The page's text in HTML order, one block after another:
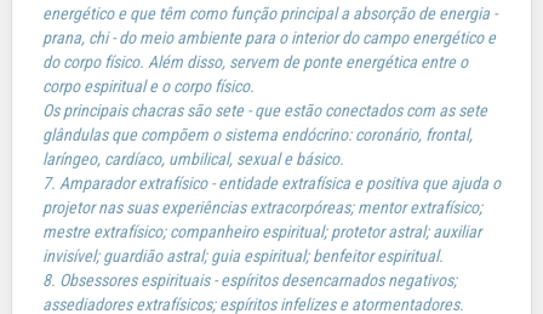
energético e que têm como função principal a absorção de energia -
prana, chi - do meio ambiente para o interior do campo energético e
do corpo físico. Além disso, servem de ponte energética entre o
corpo espiritual e o corpo físico.
Os principais chacras são sete - que estão conectados com as sete
glândulas que compõem o sistema endócrino: coronário, frontal,
laríngeo, cardíaco, umbilical, sexual e básico.
7. Amparador extrafísico - entidade extrafísica e positiva que ajuda o
projetor nas suas experiências extracorpóreas; mentor extrafísico;
mestre extrafísico; companheiro espiritual; protetor astral; auxiliar
invisível; guardião astral; guia espiritual; benfeitor espiritual.
8. Obsessores espirituais - espíritos desencarnados negativos;
assediadores extrafísicos; espíritos infelizes e atormentadores.